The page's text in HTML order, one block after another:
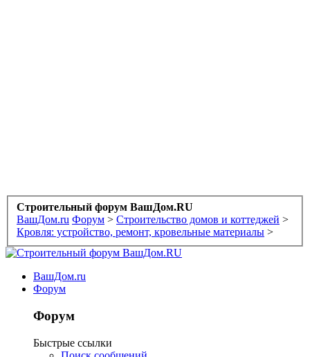
Строительный форум ВашДом.RU
ВашДом.ru Форум > Строительство домов и коттеджей >
Кровля: устройство, ремонт, кровельные материалы >
ВашДом.ru
Форум
Форум
Быстрые ссылки